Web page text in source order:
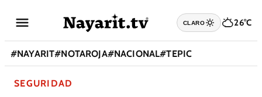
CLARO 26°C
#NAYARIT#NOTAROJA#NACIONAL#TEPIC
SEGURIDAD